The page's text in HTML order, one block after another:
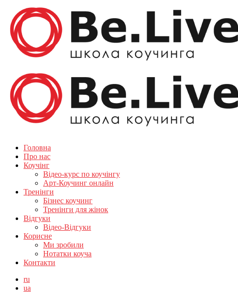
Головна
Про нас
Коучінг
Відео-курс по коучінгу
Арт-Коучинг онлайн
Тренінги
Бізнес коучинг
Тренінги для жінок
Відгуки
Відео-Відгуки
Корисне
Ми зробили
Нотатки коуча
Контакти
ru
ua